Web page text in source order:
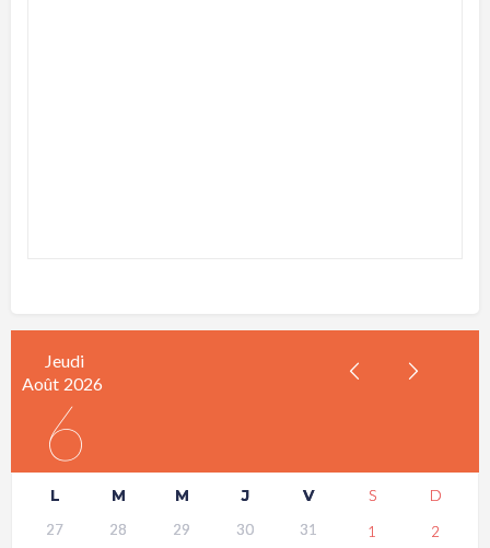
Jeudi
Août 2026
6
L M M J V S D
27 28 29 30 31 1 2